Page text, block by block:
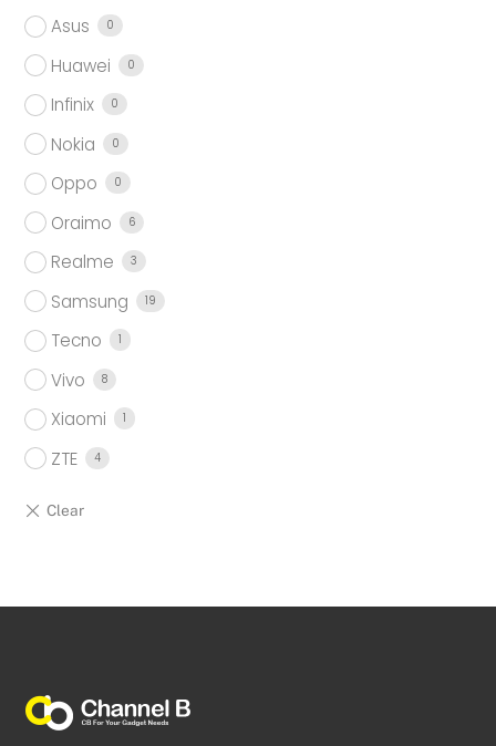
Asus 0
Huawei 0
Infinix 0
Nokia 0
Oppo 0
Oraimo 6
Realme 3
Samsung 19
Tecno 1
Vivo 8
Xiaomi 1
ZTE 4